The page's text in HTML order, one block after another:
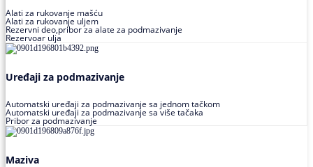
Alati za rukovanje mašću
Alati za rukovanje uljem
Rezervni deo,pribor za alate za podmazivanje
Rezervoar ulja
Uređaji za podmazivanje
Automatski uređaji za podmazivanje sa jednom tačkom
Automatski uređaji za podmazivanje sa više tačaka
Pribor za podmazivanje
Maziva